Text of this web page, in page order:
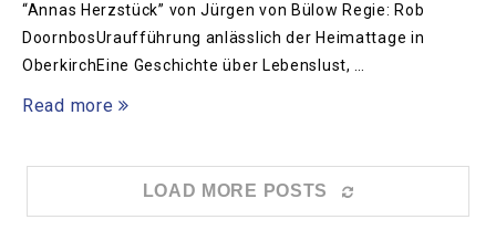
“Annas Herzstück” von Jürgen von Bülow Regie: Rob
DoornbosUraufführung anlässlich der Heimattage in
OberkirchEine Geschichte über Lebenslust, …
Read more
LOAD MORE POSTS